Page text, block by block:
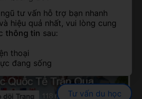
MINH
tư vấn hỗ trợ bạn nhanh
hiệu quả nhất, vui lòng cung
thông tin sau:
thoại
đang sống
Tư vấn du học